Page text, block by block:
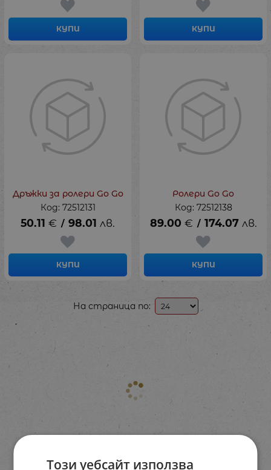
КУПИ КУПИ
Дръжки за ролери Go Go
Код: 72512131
50.11 € / 98.01 лв.
КУПИ
Ролери Go Go
Код: 72512138
89.00 € / 174.07 лв.
КУПИ
На страница по:
Този уебсайт използва